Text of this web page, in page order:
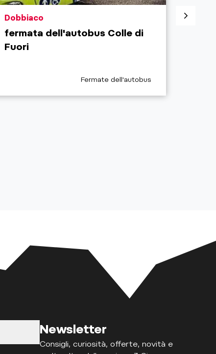
aria.poi_location_prefix
Dobbiaco
fermata dell'autobus Colle di
Fuori
aria.poi_category_prefix
Fermate dell'autobus
Newsletter
Consigli, curiosità, offerte, novità e